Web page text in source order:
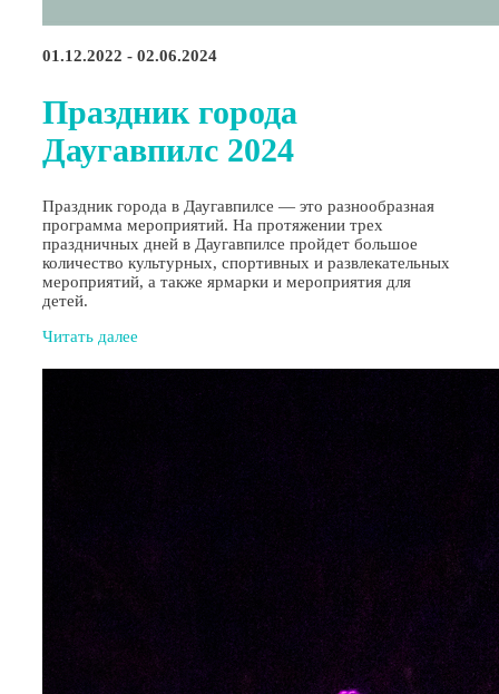
01.12.2022 - 02.06.2024
Праздник города
Даугавпилс 2024
Праздник города в Даугавпилсе — это разнообразная
программа мероприятий. На протяжении трех
праздничных дней в Даугавпилсе пройдет большое
количество культурных, спортивных и развлекательных
мероприятий, а также ярмарки и мероприятия для
детей.
Читать далее